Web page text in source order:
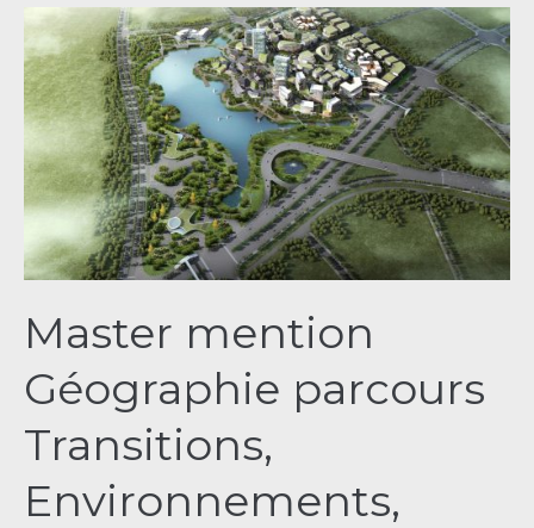
Master mention
Géographie parcours
Transitions,
Environnements,
Master
mention
Géographie
parcours
Transitions,
Environnements,
Développement,
Inégalités
(TEDI)